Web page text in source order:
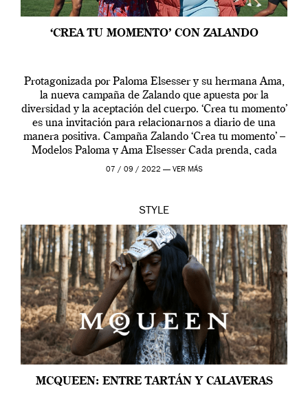
‘CREA TU MOMENTO’ CON ZALANDO
Protagonizada por Paloma Elsesser y su hermana Ama,
la nueva campaña de Zalando que apuesta por la
diversidad y la aceptación del cuerpo. ‘Crea tu momento’
es una invitación para relacionarnos a diario de una
manera positiva. Campaña Zalando ‘Crea tu momento’ –
Modelos Paloma y Ama Elsesser Cada prenda, cada
outfit, cada momento, caracteriza […]
07 / 09 / 2022 — VER MÁS
STYLE
MCQUEEN: ENTRE TARTÁN Y CALAVERAS